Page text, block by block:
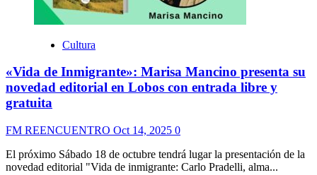
Cultura
«Vida de Inmigrante»: Marisa Mancino presenta su
novedad editorial en Lobos con entrada libre y
gratuita
FM REENCUENTRO Oct 14, 2025 0
El próximo Sábado 18 de octubre tendrá lugar la presentación de la
novedad editorial "Vida de inmigrante: Carlo Pradelli, alma...